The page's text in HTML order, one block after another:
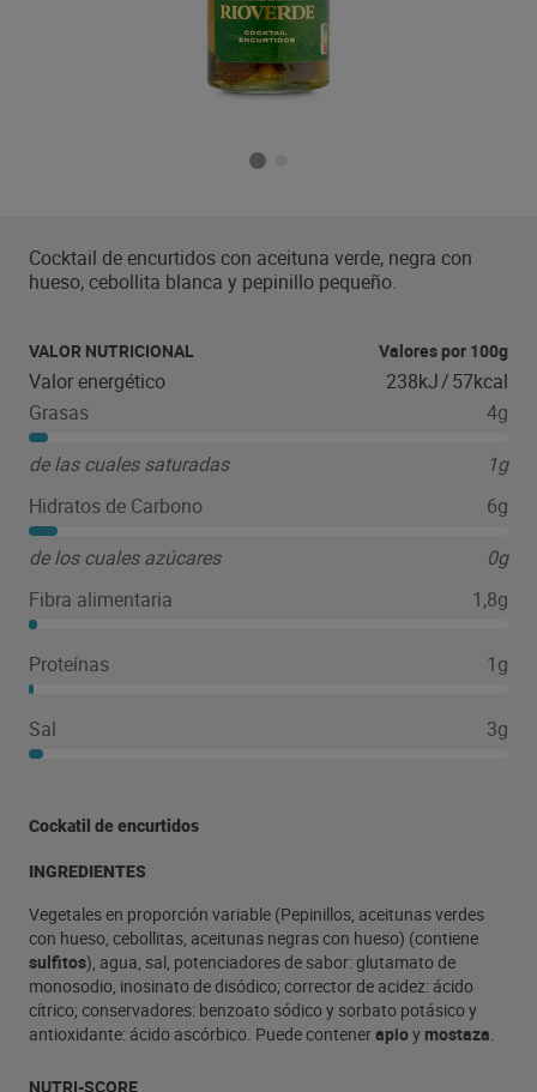
Cocktail de encurtidos con aceituna verde, negra con
hueso, cebollita blanca y pepinillo pequeño.
VALOR NUTRICIONAL Valores por 100g
Valor energético 238kJ/57kcal
Grasas
4g
de las cuales saturadas
1g
Hidratos de Carbono
6g
de los cuales azúcares
0g
Fibra alimentaria
1,8g
Proteínas 1g
Sal 3g
Cockatil de encurtidos
INGREDIENTES
Vegetales en proporción variable (Pepinillos, aceitunas verdes
con hueso, cebollitas, aceitunas negras con hueso) (contiene
sulfitos), agua, sal, potenciadores de sabor: glutamato de
monosodio, inosinato de disódico; corrector de acidez: ácido
cítrico; conservadores: benzoato sódico y sorbato potásico y
antioxidante: ácido ascórbico. Puede contenerapioy mostaza.
NUTRI-SCORE